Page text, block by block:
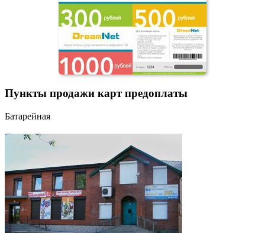
Пункты продажи карт предоплаты
Батарейная